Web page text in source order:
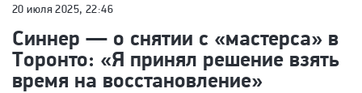
20 июля 2025, 22:46
Синнер — о снятии с «мастерса» в
Торонто: «Я принял решение взять
время на восстановление»